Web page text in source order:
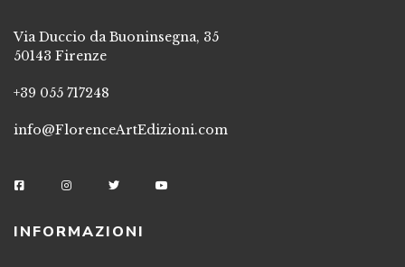
Via Duccio da Buoninsegna, 35
50143 Firenze
+39 055 717248
info@FlorenceArtEdizioni.com
INFORMAZIONI